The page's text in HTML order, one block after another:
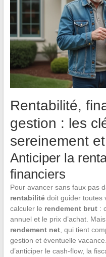
Rentabilité,
gestion : les
sereinement
Anticiper la
financiers
Pour avancer sans faux pas
rentabilitédoit guider toutes
calculer le rendement brut:
annuel et le prix d’achat.
rendement net, qui tient
gestion et éventuelle
d’anticiper le cash-flow, la